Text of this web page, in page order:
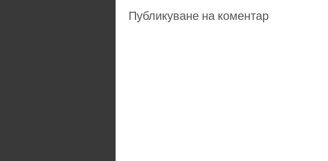
Публикуване на коментар